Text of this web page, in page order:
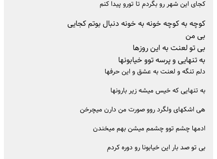
کجای این شهر رو بگردم تا تورو پیدا کنم
کوچه به کوچه خونه به خونه دنبال بوتم کجایی
بی من
بی تو لعنت به این روزها
به تنهایی و پرسه توو خیابونها
دلم تنگه و لعنت به عشق و این حرفها
به تنهایی که خیس میشه زیر بارونها
هی اشکهای ولگرد روو صورت من دارن میچرخن
ادمها چشم توو چشمم میشن بهم میخندن
بی تو صد بار این خیابونا رو دوره کردم